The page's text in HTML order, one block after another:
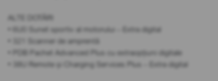
ALTE DOTĂRI
• 6U0 Sunet sportiv al motorului – Extra digital
• 321 Scanner de amprentă
• PDB Pachet Advanced Plus cu extraopțiuni digitale
• 38U Remote și Charging Services Plus – Extra digital